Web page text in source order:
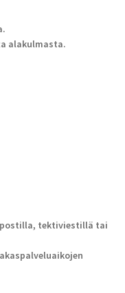
alakulmasta.
tektiviestillä tai